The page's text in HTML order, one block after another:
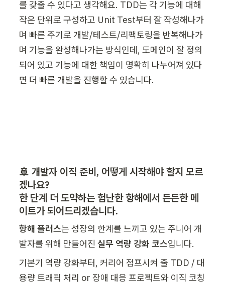
를 갖출 수 있다고 생각해요. TDD는 각 기능에 대해
작은 단위로 구성하고 Unit Test부터 잘 작성해나가
며 빠른 주기로 개발/테스트/리팩토링을 반복해나가
며 기능을 완성해나가는 방식인데, 도메인이 잘 정의
되어 있고 기능에 대한 책임이 명확히 나누어져 있다
면 더 빠른 개발을 진행할 수 있습니다.
🚢 개발자 이직 준비, 어떻게 시작해야 할지 모르
겠나요?
한 단계 더 도약하는 험난한 항해에서 든든한 메
이트가 되어드리겠습니다.
항해 플러스는 성장의 한계를 느끼고 있는 주니어 개
발자를 위해 만들어진 실무 역량 강화 코스입니다.
기본기 역량 강화부터, 커리어 점프시켜 줄 TDD / 대
용량 트래픽 처리 or 장애 대응 프로젝트와 이직 코칭